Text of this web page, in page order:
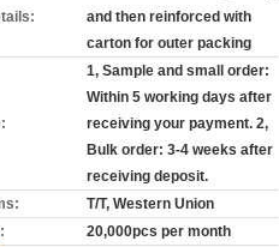
and then reinforced with
carton for outer packing
1, Sample and small order:
Within 5 working days after
receiving your payment. 2,
Bulk order: 3-4 weeks after
receiving deposit.
T/T, Western Union
20,000pcs per month